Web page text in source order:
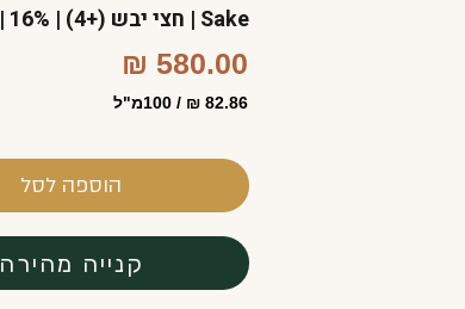
Sake | חצי יבש (+4) | 16% | שילוב בין פירותיות לבין רמת טוהר גבוהה
580.00 ₪
82.86 ₪ / 100מ"ל
הוספה לסל
קנייה מהירה